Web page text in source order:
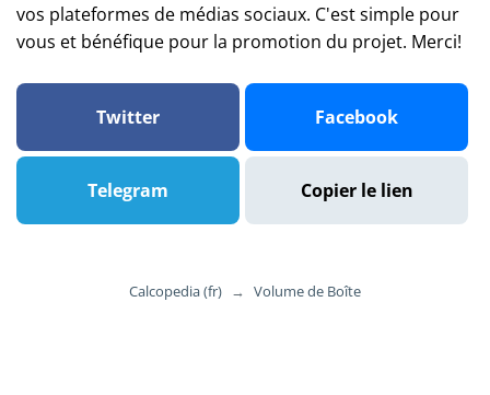
vos plateformes de médias sociaux. C'est simple pour
vous et bénéfique pour la promotion du projet. Merci!
Twitter Facebook
Telegram Copier le lien
Calcopedia (fr) → Volume de Boîte